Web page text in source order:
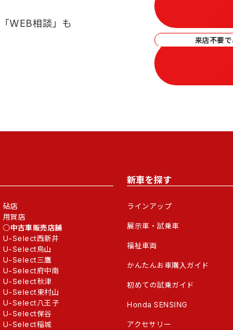
「WEB相談」も
来店不要
砧店
用賀店
中古車販売店舗
U-Select西新井
U-Select烏山
U-Select三鷹
U-Select府中南
U-Select秋津
U-Select東村山
U-Select八王子
U-Select保谷
U-Select稲城
新車を探す
ラインアップ
展示車・試乗車
福祉車両
かんたんお車購入ガイド
初めての試乗ガイド
Honda SENSING
アクセサリー